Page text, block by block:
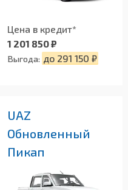
Цена в кредит*
1 201 850 ₽
Выгода: до 291 150 ₽
UAZ
Обновленный
Пикап